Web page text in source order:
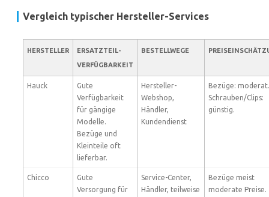
Vergleich typischer Hersteller-Services
HERSTELLER
ERSATZTEIL-
VERFÜGBARKEIT
BESTELLWEGE
Hauck
Gute
Verfügbarkeit
für gängige
Modelle.
Bezüge und
Kleinteile oft
lieferbar.
Hersteller-
Webshop,
Händler,
Kundendienst
Bezüge: moderat.
Schrauben/Clips:
günstig.
Chicco
Gute
Versorgung für
Service-Center,
Händler, teilweise
Bezüge meist
moderate Preise.